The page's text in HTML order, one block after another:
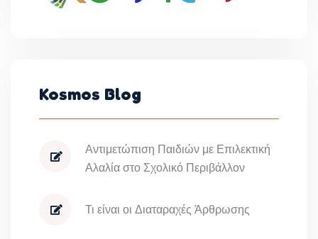
Kosmos Blog
Αντιμετώπιση Παιδιών με Επιλεκτική
Αλαλία στο Σχολικό Περιβάλλον
Τι είναι οι Διαταραχές Άρθρωσης